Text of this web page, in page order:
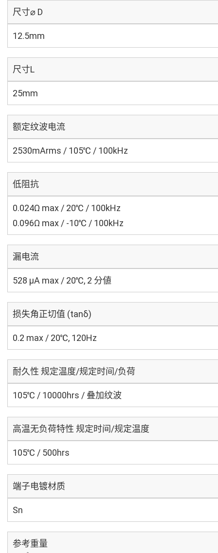
尺寸⌀ D
12.5mm
尺寸L
25mm
额定纹波电流
2530mArms / 105℃ / 100kHz
低阻抗
0.024Ω max / 20℃ / 100kHz
0.096Ω max / -10℃ / 100kHz
漏电流
528 μA max / 20℃, 2 分値
损失角正切值 (tanδ)
0.2 max / 20℃, 120Hz
耐久性 规定温度/规定时间/负荷
105℃ / 10000hrs / 叠加纹波
高温无负荷特性 规定时间/规定温度
105℃ / 500hrs
端子电镀材质
Sn
参考重量